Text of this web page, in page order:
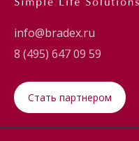
info@bradex.ru
8 (495) 647 09 59
Стать партнером